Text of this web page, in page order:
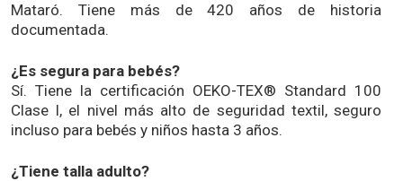
Mataró. Tiene más de 420 años de historia
documentada.
¿Es segura para bebés?
Sí. Tiene la certificación OEKO-TEX® Standard 100
Clase I, el nivel más alto de seguridad textil, seguro
incluso para bebés y niños hasta 3 años.
¿Tiene talla adulto?